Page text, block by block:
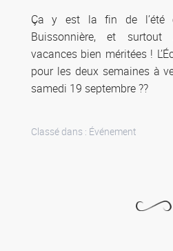
Ça y est la fin de l’été
Buissonnière, et
vacances bien méritées !
pour les deux semaines à
samedi 19 septembre ??
Classé dans : Événement